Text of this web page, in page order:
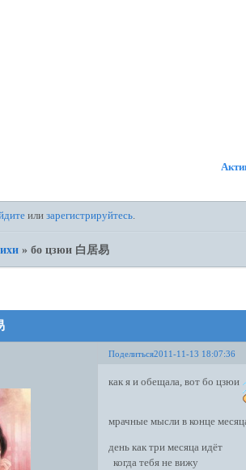
илизарегистрируйтесь.
»бо цзюи 白居易
Поделиться2011-11-13 18:07:36
как я и обещала, вот бо цзюи
мрачные мысли в конце
день как три месяца идёт
когда тебя не вижу